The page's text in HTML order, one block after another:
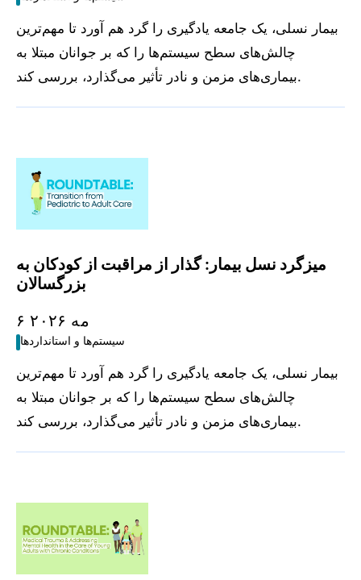
بیمار نسلی، یک جامعه یادگیری را گرد هم آورد تا مهم‌ترین
چالش‌های سطح سیستم‌ها را که بر جوانان مبتلا به
بیماری‌های مزمن و نادر تأثیر می‌گذارد، بررسی کند.
میزگرد نسل بیمار: گذار از مراقبت از کودکان به
بزرگسالان
۶ مه ۲۰۲۶
سیستم‌ها و استانداردها
بیمار نسلی، یک جامعه یادگیری را گرد هم آورد تا مهم‌ترین
چالش‌های سطح سیستم‌ها را که بر جوانان مبتلا به
بیماری‌های مزمن و نادر تأثیر می‌گذارد، بررسی کند.